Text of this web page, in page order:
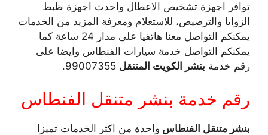
توافر اجهزة تشخيص الاعطال واحدث اجهزة ظبط
الزوايا والترصيص، للاستعلام ومعرفة المزيد من الخدمات
يمكنكم التواصل معنا هاتفيا على مدار 24 ساعة كما
يمكنكم التواصل خدمة سيارات الفنطاس وايضا على
رقم خدمة بنشر الكويت المتنقل
رقم خدمة بنشر متنقل الفنطاس
بنشر متنقل الفنطاس واحدة من اكثر الخدمات تميزا